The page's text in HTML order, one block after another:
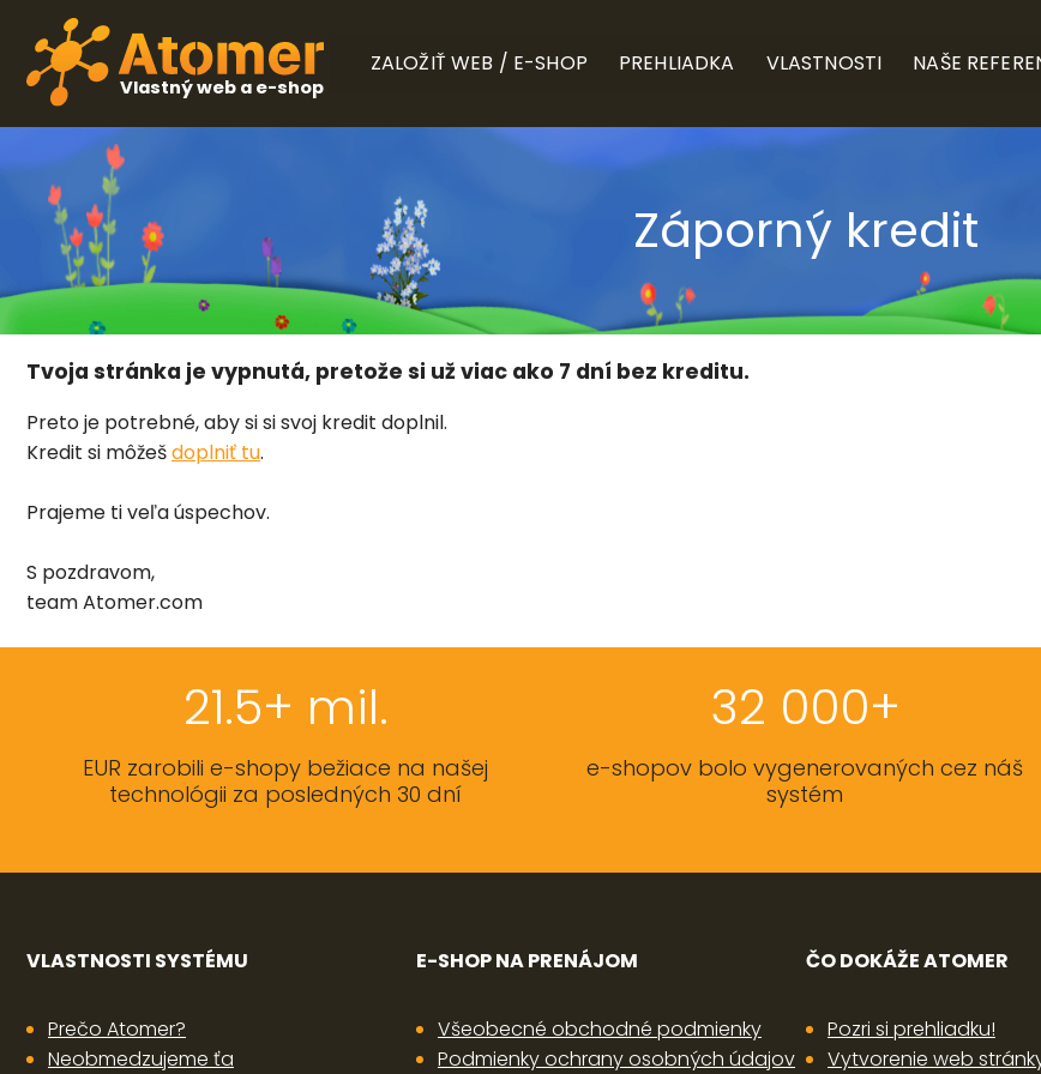
Vlastný web a e-shop
ZALOŽIŤ WEB / E-SHOP PREHLIADKA VLASTNOSTI NAŠE
Záporný kredit
Tvoja stránka je vypnutá, pretože si už viac ako 7 dní bez kreditu.
Preto je potrebné, aby si si svoj kredit doplnil.
Kredit si môžešdoplniť tu.
Prajeme ti veľa úspechov.
S pozdravom,
team Atomer.com
21.5+ mil.
EUR zarobili e-shopy bežiace na našej
technológii za posledných 30 dní
32 000+
e-shopov bolo vygenerovaných cez náš
systém
VLASTNOSTI SYSTÉMU
Prečo Atomer?
Neobmedzujeme ťa
E-SHOP NA PRENÁJOM
Všeobecné obchodné podmienky
Podmienky ochrany osobných údajov
ČO DOKÁŽE ATOMER
Pozri si prehliadku!
Vytvorenie web